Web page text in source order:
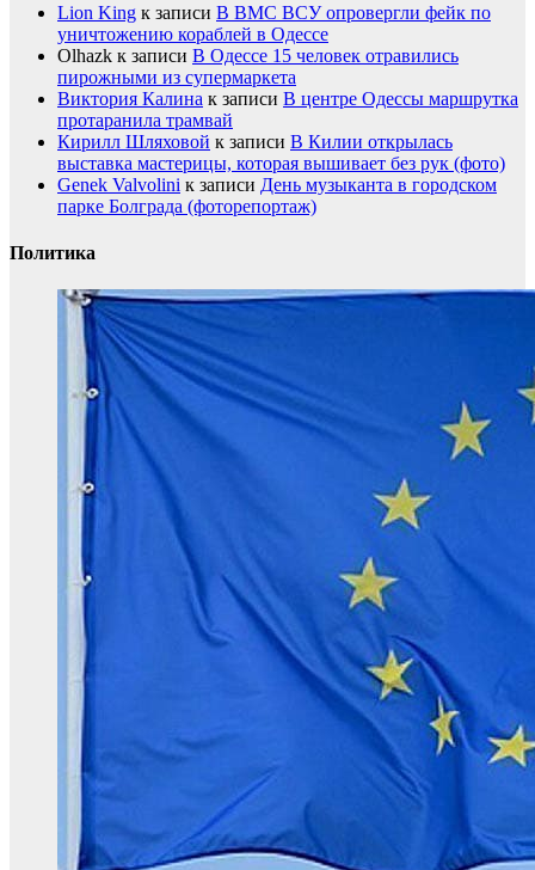
Lion King к записи В ВМС ВСУ опровергли фейк по
уничтожению кораблей в Одессе
Olhazk к записи В Одессе 15 человек отравились
пирожными из супермаркета
Виктория Калина к записи В центре Одессы маршрутка
протаранила трамвай
Кирилл Шляховой к записи В Килии открылась
выставка мастерицы, которая вышивает без рук (фото)
Genek Valvolini к записи День музыканта в городском
парке Болграда (фоторепортаж)
Политика